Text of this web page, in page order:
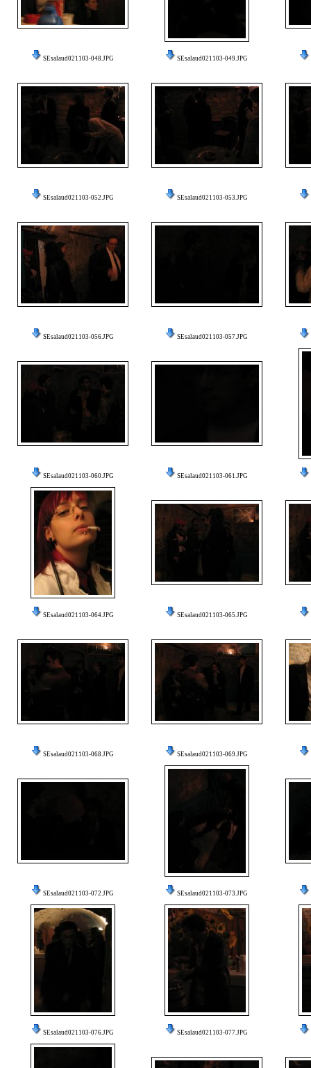
SEsalaud021103-048.JPG SEsalaud021103-049.JPG
SEsalaud021103-052.JPG SEsalaud021103-053.JPG
SEsalaud021103-056.JPG SEsalaud021103-057.JPG
SEsalaud021103-060.JPG SEsalaud021103-061.JPG
SEsalaud021103-064.JPG SEsalaud021103-065.JPG
SEsalaud021103-068.JPG SEsalaud021103-069.JPG
SEsalaud021103-072.JPG SEsalaud021103-073.JPG
SEsalaud021103-076.JPG SEsalaud021103-077.JPG